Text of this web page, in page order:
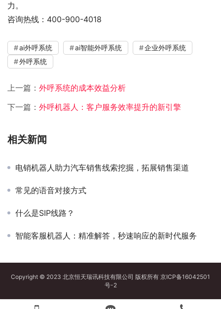
力。
咨询热线：400-900-4018
ai外呼系统 ai智能外呼系统
企业外呼系统
外呼系统
上一篇： 外呼系统的成本效益分析
下一篇： 外呼机器人：客户服务效率提升的新引擎
相关新闻
电销机器人助力汽车销售线索挖掘，拓展销售渠道
常见的语音对接方式
什么是SIP线路？
智能客服机器人：精准解答，秒速响应的新时代服务
Copyright © 2023 北京恒天瑞讯科技有限公司 版权所有 京ICP备16042501
号-2